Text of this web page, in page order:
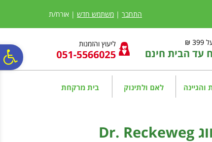
נגישות
אתר
המרכזי התחבר | משתמש חדש | אורח/ת
₪
עד הבית חינם
ליעוץ והזמנות
והגיינה לאם ולתינוק בית מרקחת